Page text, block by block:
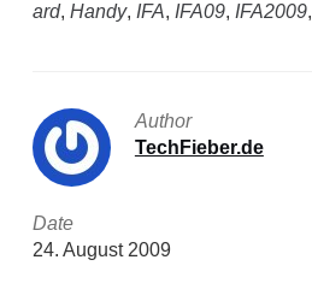
ard, Handy, IFA, IFA09, IFA2009,
Author
TechFieber.de
Date
24. August 2009